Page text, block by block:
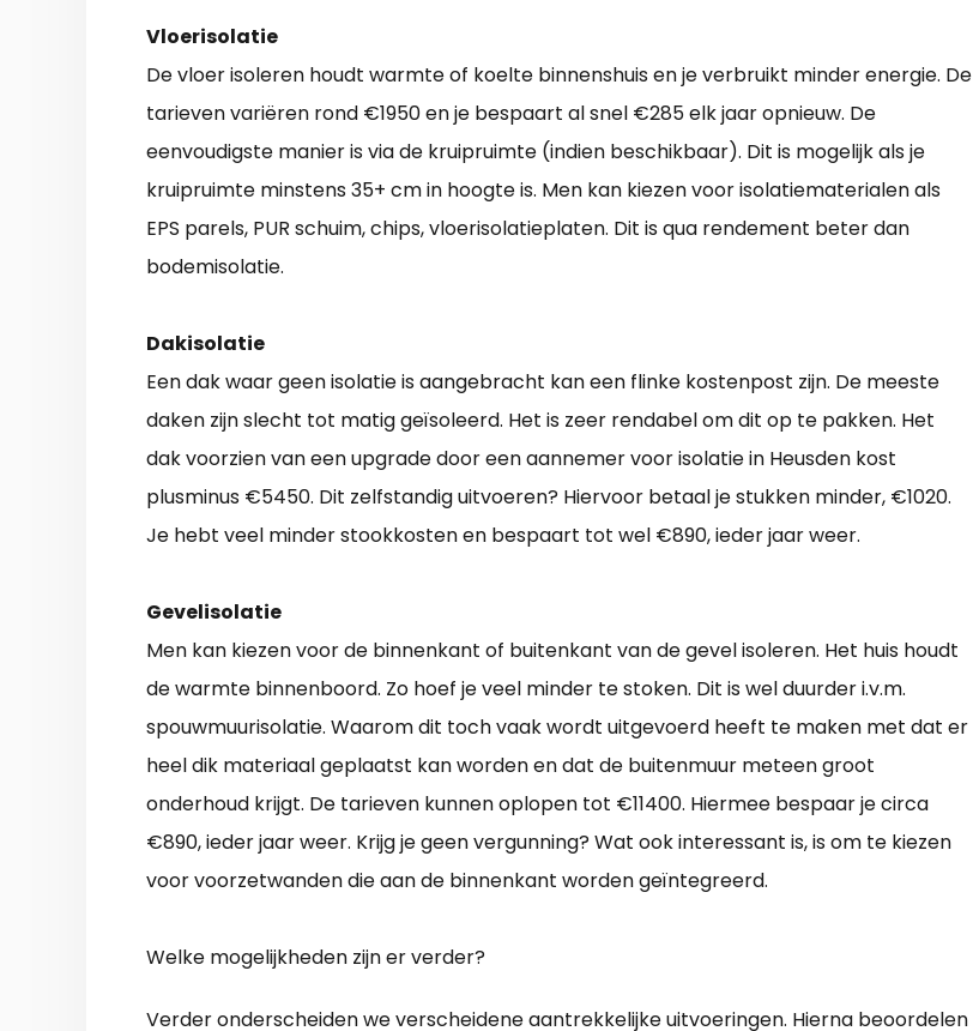
Vloerisolatie
De vloer isoleren houdt warmte of koelte binnenshuis en je verbruikt minder energie. De
tarieven variëren rond €1950 en je bespaart al snel €285 elk jaar opnieuw. De
eenvoudigste manier is via de kruipruimte (indien beschikbaar). Dit is mogelijk als je
kruipruimte minstens 35+ cm in hoogte is. Men kan kiezen voor isolatiematerialen als
EPS parels, PUR schuim, chips, vloerisolatieplaten. Dit is qua rendement beter dan
bodemisolatie.
Dakisolatie
Een dak waar geen isolatie is aangebracht kan een flinke kostenpost zijn. De meeste
daken zijn slecht tot matig geïsoleerd. Het is zeer rendabel om dit op te pakken. Het
dak voorzien van een upgrade door een aannemer voor isolatie in Heusden kost
plusminus €5450. Dit zelfstandig uitvoeren? Hiervoor betaal je stukken minder, €1020.
Je hebt veel minder stookkosten en bespaart tot wel €890, ieder jaar weer.
Gevelisolatie
Men kan kiezen voor de binnenkant of buitenkant van de gevel isoleren. Het huis houdt
de warmte binnenboord. Zo hoef je veel minder te stoken. Dit is wel duurder i.v.m.
spouwmuurisolatie. Waarom dit toch vaak wordt uitgevoerd heeft te maken met dat er
heel dik materiaal geplaatst kan worden en dat de buitenmuur meteen groot
onderhoud krijgt. De tarieven kunnen oplopen tot €11400. Hiermee bespaar je circa
€890, ieder jaar weer. Krijg je geen vergunning? Wat ook interessant is, is om te kiezen
voor voorzetwanden die aan de binnenkant worden geïntegreerd.
Welke mogelijkheden zijn er verder?
Verder onderscheiden we verscheidene aantrekkelijke uitvoeringen. Hierna beoordelen